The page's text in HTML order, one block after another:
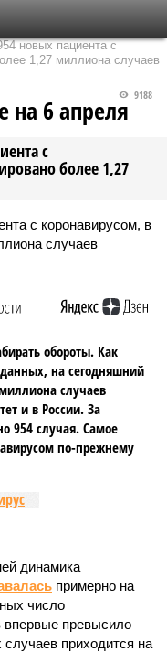
новых пациента с
1,27 миллиона случаев
с
более 1,27
9188
на 6 апреля
обороты. Как
данных, на сегодняшний
случаев
и в России. За
954 случая. Самое
по-прежнему
динамика
примерно на
число
впервые превысило
приходится на